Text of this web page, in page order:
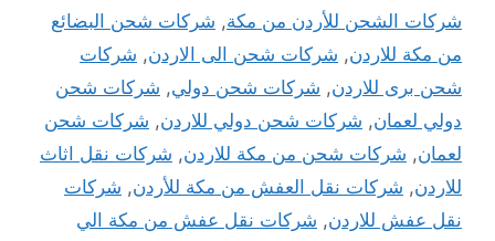
شركات الشحن للأردن من مكة, شركات شحن البضائع
من مكة للاردن, شركات شحن الى الاردن, شركات
شحن برى للاردن, شركات شحن دولي, شركات شحن
دولي لعمان, شركات شحن دولي للاردن, شركات شحن
لعمان, شركات شحن من مكة للاردن, شركات نقل اثاث
للاردن, شركات نقل العفش من مكة للأردن, شركات
نقل عفش للاردن, شركات نقل عفش من مكة الي